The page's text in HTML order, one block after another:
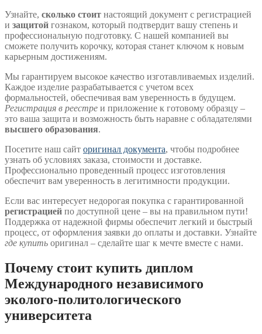
Узнайте, сколько стоит настоящий документ с регистрацией
и защитой гознаком, который подтвердит вашу степень и
профессиональную подготовку. С нашей компанией вы
сможете получить корочку, которая станет ключом к новым
карьерным достижениям.
Мы гарантируем высокое качество изготавливаемых изделий.
Каждое изделие разрабатывается с учетом всех
формальностей, обеспечивая вам уверенность в будущем.
Регистрация в реестре и приложение к готовому образцу –
это ваша защита и возможность быть наравне с обладателями
высшего образования.
Посетите наш сайт оригинал документа, чтобы подробнее
узнать об условиях заказа, стоимости и доставке.
Профессионально проведенный процесс изготовления
обеспечит вам уверенность в легитимности продукции.
Если вас интересует недорогая покупка с гарантированной
регистрацией по доступной цене – вы на правильном пути!
Поддержка от надежной фирмы обеспечит легкий и быстрый
процесс, от оформления заявки до оплаты и доставки. Узнайте
где купить оригинал – сделайте шаг к мечте вместе с нами.
Почему стоит купить диплом
Международного независимого
эколого-политологического
университета